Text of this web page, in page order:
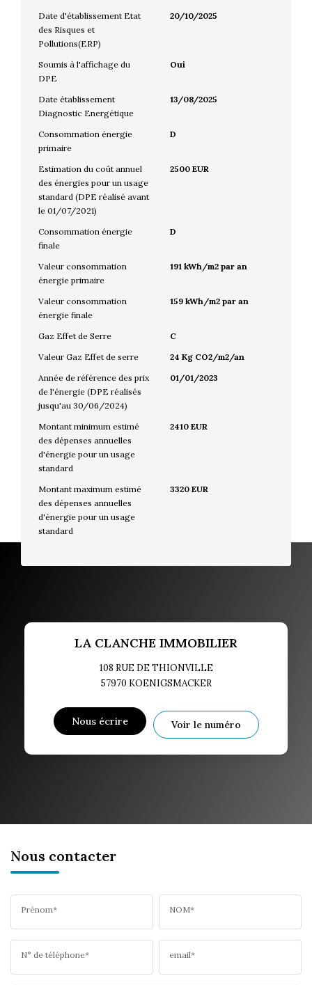
Date d'établissement Etat
des Risques et
Pollutions(ERP)
20/10/2025
Soumis à l'affichage du
DPE
Oui
Date établissement
Diagnostic Energétique
13/08/2025
Consommation énergie
primaire
D
Estimation du coût annuel
des énergies pour un usage
standard (DPE réalisé avant
le 01/07/2021)
2500 EUR
Consommation énergie
finale
D
Valeur consommation
énergie primaire
191 kWh/m2 par an
Valeur consommation
énergie finale
159 kWh/m2 par an
Gaz Effet de Serre
C
Valeur Gaz Effet de serre
24 Kg CO2/m2/an
Année de référence des prix
de l'énergie (DPE réalisés
jusqu'au 30/06/2024)
01/01/2023
Montant minimum estimé
des dépenses annuelles
d'énergie pour un usage
standard
2410 EUR
Montant maximum estimé
des dépenses annuelles
d'énergie pour un usage
standard
3320 EUR
LA CLANCHE IMMOBILIER
108 RUE DE THIONVILLE
57970 KOENIGSMACKER
Nous écrire Voir le numéro
Nous contacter
Prénom* NOM*
N° de téléphone* email*